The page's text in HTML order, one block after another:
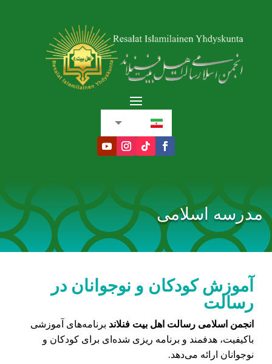
فارسی
Suomi
مدرسه اسلامی
آموزش کودکان و نوجوانان در
رسالت
انجمن اسلامی رسالت اهل بیت فنلاند برنامه‌های آموزشی
باکیفیت، هدفمند و برنامه‌ ریزی‌ شده‌ای برای کودکان و
نوجوانان ارائه می‌دهد.